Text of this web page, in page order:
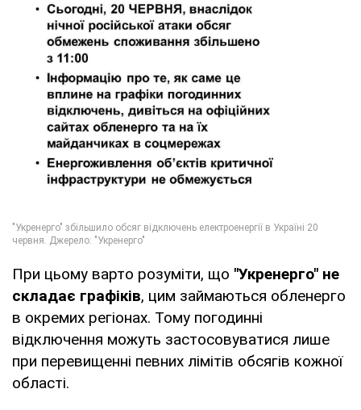
При цьому варто розуміти, що "Укренерго" не
складає графіків, цим займаються обленерго
в окремих регіонах. Тому погодинні
відключення можуть застосовуватися лише
при перевищенні певних лімітів обсягів кожної
області.